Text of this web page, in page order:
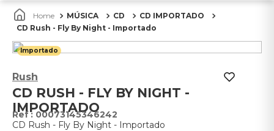
MÚSICA CD
CD IMPORTADO
CD Rush - Fly By Night - Importado
Importado
Rush
CD RUSH - FLY BY NIGHT -
IMPORTADO
: 00073145346242
CD Rush - Fly By Night - Importado